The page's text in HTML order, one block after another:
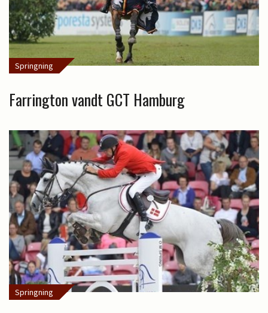
Springning
Farrington vandt GCT Hamburg
Springning